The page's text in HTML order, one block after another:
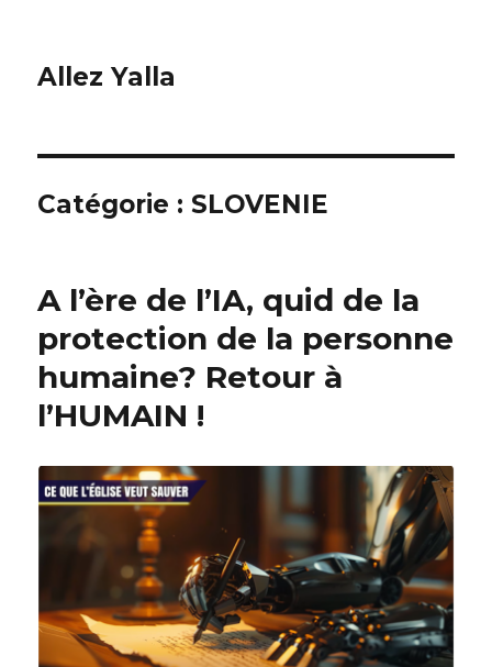
Allez Yalla
Catégorie : SLOVENIE
A l’ère de l’IA, quid de la
protection de la personne
humaine? Retour à
l’HUMAIN !